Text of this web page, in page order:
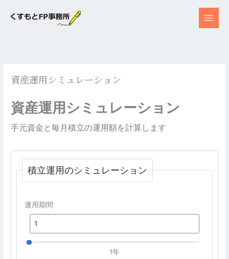
資産運用シミュレーション
資産運用シミュレーション
手元資金と毎月積立の運用額を計算します
積立運用のシミュレーション
運用期間
1年